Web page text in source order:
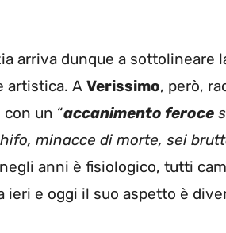
arriva dunque a sottolineare
artistica. A Verissimo, però,
un “accanimento feroce
minacce di morte, sei
anni è fisiologico, tutti
ieri e oggi il suo aspetto è